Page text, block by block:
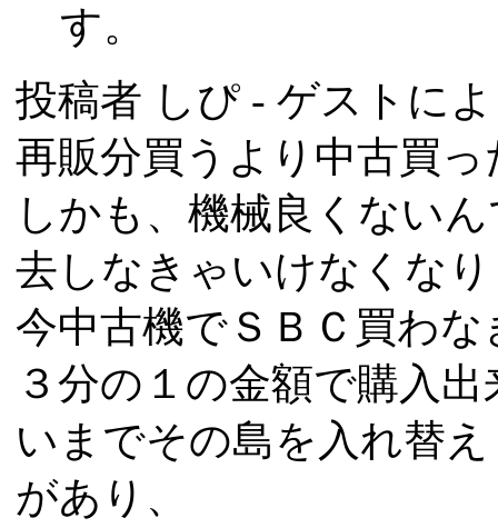
す。
投稿者 しぴ - ゲストに
再販分買うより中古買
しかも、機械良くない
去しなきゃいけなくな
今中古機でＳＢＣ買わ
３分の１の金額で購入
いまでその島を入れ替
があり、